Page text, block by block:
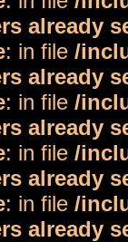
already
: in file /
already
: in file /
already
: in file /
already
: in file /
already